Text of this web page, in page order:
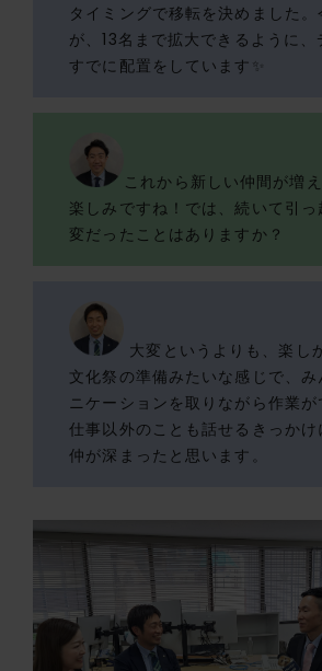
タイミングで移転を決めました
が、13名まで拡大できるように、
すでに配置をしています✨
これから新しい仲間が増
楽しみですね！では、続いて引
変だったことはありますか？
大変というよりも、楽し
文化祭の準備みたいな感じで、み
ニケーションを取りながら作業が
仕事以外のことも話せるきっかけ
仲が深まったと思います。